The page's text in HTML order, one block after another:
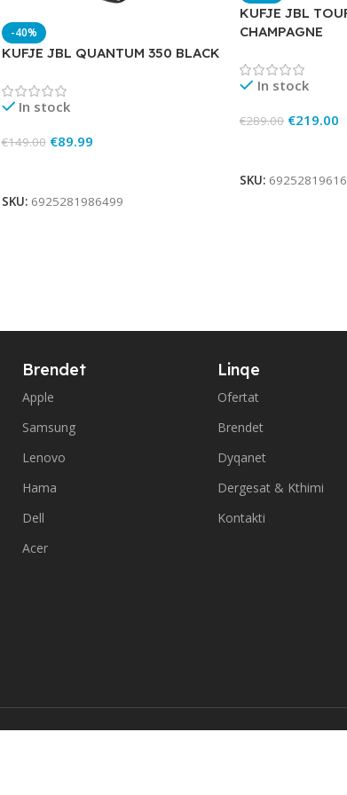
-40%
KUFJE JBL QUANTUM 350 BLACK
In stock
€149.00 €89.99
SKU: 6925281986499
KUFJE JBL
CHAMPAGNE
In stock
€289.00 €219.00
SKU:
Brendet
Apple
Samsung
Lenovo
Hama
Dell
Acer
Linqe
Ofertat
Brendet
Dyqanet
Dergesat & Kthimi
Kontakti